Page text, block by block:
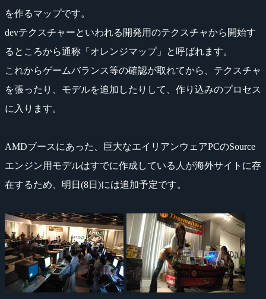
を作るマップです。
devテクスチャーといわれる開発用のテクスチャから開始す
るところから通称「オレンジマップ」と呼ばれます。
これからゲームバランス等の確認が取れてから、テクスチャ
を張ったり、モデルを追加したりして、作り込みのプロセス
に入ります。
AMDブースにあった、巨大なエイリアンウェアPCのSource
エンジン用モデルはすでに作成している人が海外サイトに存
在するため、明日(8日)には追加予定です。